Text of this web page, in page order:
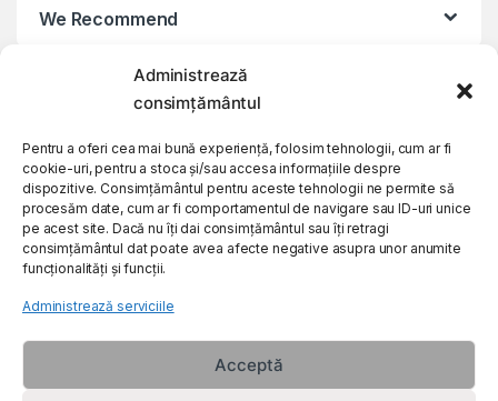
Administrează
consimțământul
Pentru a oferi cea mai bună experiență, folosim tehnologii, cum ar fi
cookie-uri, pentru a stoca și/sau accesa informațiile despre
dispozitive. Consimțământul pentru aceste tehnologii ne permite să
procesăm date, cum ar fi comportamentul de navigare sau ID-uri unice
pe acest site. Dacă nu îți dai consimțământul sau îți retragi
consimțământul dat poate avea afecte negative asupra unor anumite
funcționalități și funcții.
Administrează serviciile
Acceptă
We Recommend
My Account
Customer Care
About Us